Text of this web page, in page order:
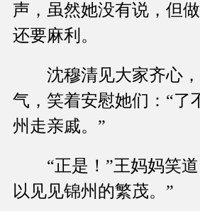
声，虽然她没有说，但
还要麻利。
沈穆清见大家齐心，
气，笑着安慰她们：“了
州走亲戚。”
“正是！”王妈妈笑道
以见见锦州的繁茂。”